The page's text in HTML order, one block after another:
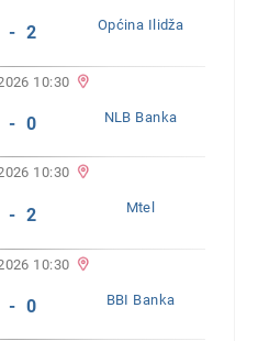
- 2 Općina Ilidža
10:30
- 0 NLB Banka
10:30
- 2 Mtel
10:30
- 0 BBI Banka